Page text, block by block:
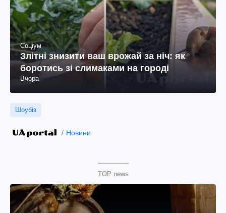
Соціум
Злітні знизити ваш врожай за ніч: як
боротись зі слимаками на городі
Вчора
Шоубіз
Новини
TOP news